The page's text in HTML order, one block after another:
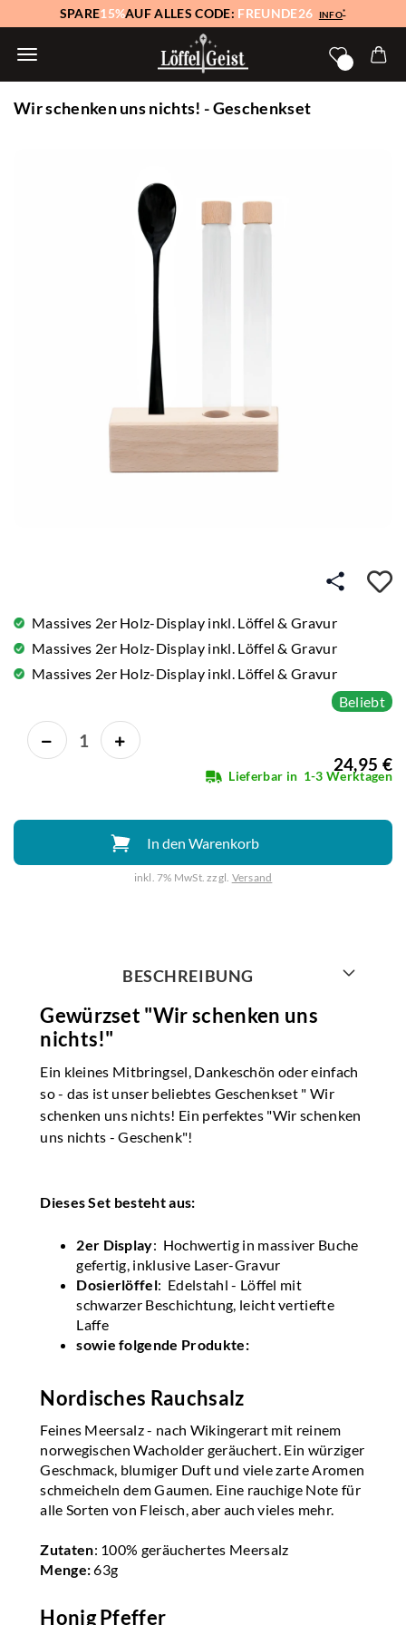
SPARE15%AUF ALLES CODE: FREUNDE26 INFO*
Wir schenken uns nichts! - Geschenkset
Massives 2er Holz-Display inkl. Löffel & Gravur
Massives 2er Holz-Display inkl. Löffel & Gravur
Massives 2er Holz-Display inkl. Löffel & Gravur
Beliebt
24,95 €
Lieferbar in 1-3 Werktagen
In den Warenkorb
inkl. 7% MwSt. zzgl. Versand
Weiter mit
BESCHREIBUNG
Gewürzset "Wir schenken uns
nichts!"
Ein kleines Mitbringsel, Dankeschön oder einfach
so - das ist unser beliebtes Geschenkset " Wir
schenken uns nichts! Ein perfektes "Wir schenken
uns nichts - Geschenk"!
Dieses Set besteht aus:
2er Display: Hochwertig in massiver Buche
gefertig, inklusive Laser-Gravur
Dosierlöffel: Edelstahl - Löffel mit
schwarzer Beschichtung, leicht vertiefte
Laffe
sowie folgende Produkte:
Nordisches Rauchsalz
Feines Meersalz - nach Wikingerart mit reinem
norwegischen Wacholder geräuchert. Ein würziger
Geschmack, blumiger Duft und viele zarte Aromen
schmeicheln dem Gaumen. Eine rauchige Note für
alle Sorten von Fleisch, aber auch vieles mehr.
Zutaten: 100% geräuchertes Meersalz
Menge:63g
Honig Pfeffer